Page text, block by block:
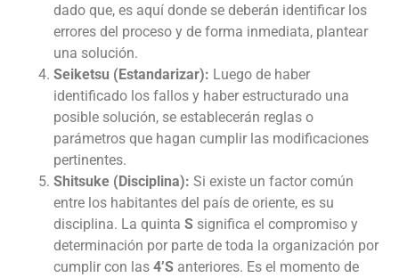
dado que, es aquí donde se deberán identificar los
errores del proceso y de forma inmediata, plantear
una solución.
Seiketsu (Estandarizar): Luego de haber
identificado los fallos y haber estructurado una
posible solución, se establecerán reglas o
parámetros que hagan cumplir las modificaciones
pertinentes.
Shitsuke (Disciplina): Si existe un factor común
entre los habitantes del país de oriente, es su
disciplina. La quinta S significa el compromiso y
determinación por parte de toda la organización por
cumplir con las 4’S anteriores. Es el momento de